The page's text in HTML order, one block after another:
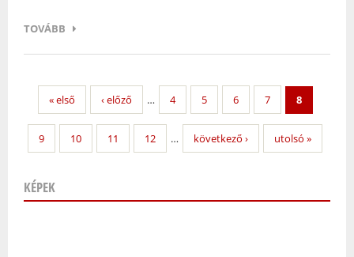
TOVÁBB
« első ‹ előző … 4 5 6 7 8
9 10 11 12 … következő › utolsó »
KÉPEK